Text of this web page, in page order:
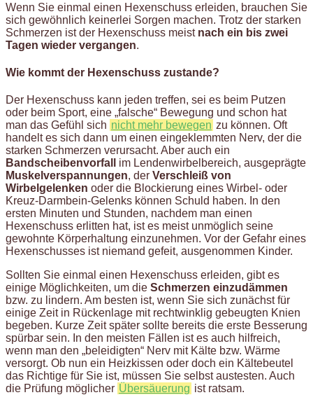
Wenn Sie einmal einen Hexenschuss erleiden, brauchen Sie
sich gewöhnlich keinerlei Sorgen machen. Trotz der starken
Schmerzen ist der Hexenschuss meist nach ein bis zwei
Tagen wieder vergangen.
Wie kommt der Hexenschuss zustande?
Der Hexenschuss kann jeden treffen, sei es beim Putzen
oder beim Sport, eine „falsche“ Bewegung und schon hat
man das Gefühl sich nicht mehr bewegen zu können. Oft
handelt es sich dann um einen eingeklemmten Nerv, der die
starken Schmerzen verursacht. Aber auch ein
Bandscheibenvorfall
im Lendenwirbelbereich, ausgeprägte
Muskelverspannungen, der Verschleiß von
Wirbelgelenken oder die Blockierung eines Wirbel- oder
Kreuz-Darmbein-Gelenks können Schuld haben. In den
ersten Minuten und Stunden, nachdem man einen
Hexenschuss erlitten hat, ist es meist unmöglich seine
gewohnte Körperhaltung einzunehmen. Vor der Gefahr eines
Hexenschusses ist niemand gefeit, ausgenommen Kinder.
Sollten Sie einmal einen Hexenschuss erleiden, gibt es
einige Möglichkeiten, um die Schmerzen einzudämmen
bzw. zu lindern. Am besten ist, wenn Sie sich zunächst für
einige Zeit in Rückenlage mit rechtwinklig gebeugten Knien
begeben. Kurze Zeit später sollte bereits die erste Besserung
spürbar sein. In den meisten Fällen ist es auch hilfreich,
wenn man den „beleidigten“ Nerv mit Kälte bzw. Wärme
versorgt. Ob nun ein Heizkissen oder doch ein Kältebeutel
das Richtige für Sie ist, müssen Sie selbst austesten. Auch
die Prüfung möglicher Übersäuerung ist ratsam.